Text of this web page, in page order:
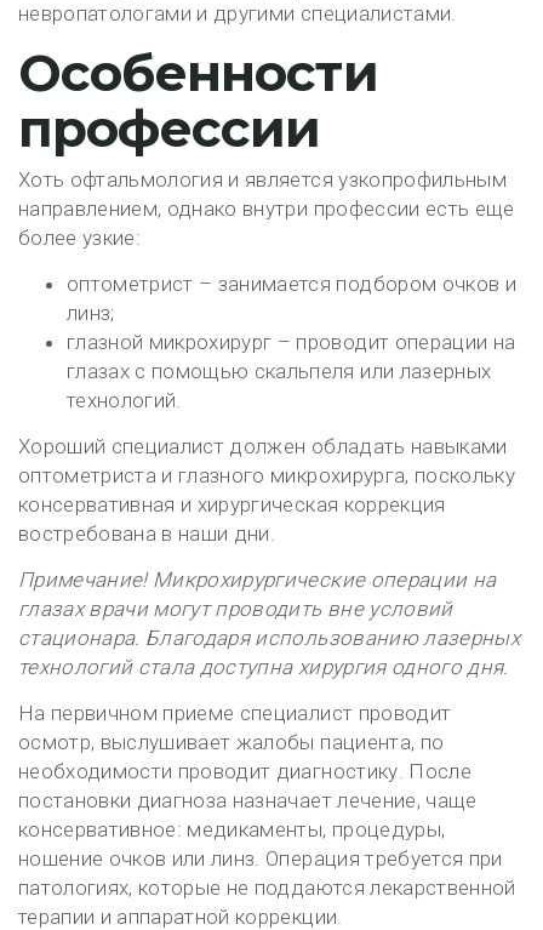
невропатологами и другими специалистами.
Особенности
профессии
Хоть офтальмология и является узкопрофильным
направлением, однако внутри профессии есть еще
более узкие:
оптометрист – занимается подбором очков и
линз;
глазной микрохирург – проводит операции на
глазах с помощью скальпеля или лазерных
технологий.
Хороший специалист должен обладать навыками
оптометриста и глазного микрохирурга, поскольку
консервативная и хирургическая коррекция
востребована в наши дни.
Примечание! Микрохирургические операции на
глазах врачи могут проводить вне условий
стационара. Благодаря использованию лазерных
технологий стала доступна хирургия одного дня.
На первичном приеме специалист проводит
осмотр, выслушивает жалобы пациента, по
необходимости проводит диагностику. После
постановки диагноза назначает лечение, чаще
консервативное: медикаменты, процедуры,
ношение очков или линз. Операция требуется при
патологиях, которые не поддаются лекарственной
терапии и аппаратной коррекции.